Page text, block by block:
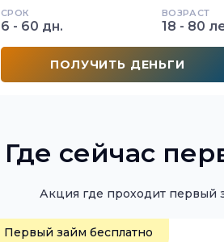
СРОК
6 - 60 дн.
ВОЗРАСТ
18 - 80
ПОЛУЧИТЬ ДЕНЬГИ
Где сейчас
Акция где проходит первый
Первый займ бесплатно